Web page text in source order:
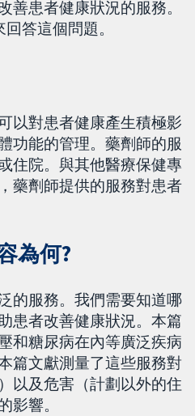
善患者健康狀況的服務。
答這個問題。
以對患者健康產生積極影
功能的管理。藥劑師的服
住院。與其他醫療保健專
藥劑師提供的服務對患者
為何?
的服務。我們需要知道哪
患者改善健康狀況。本篇
和糖尿病在內等廣泛疾病
篇文獻測量了這些服務對
以及危害（計劃以外的住
影響。